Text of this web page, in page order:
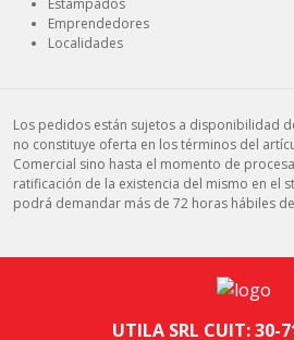
Estampados
Emprendedores
Localidades
Los pedidos están sujetos a disponibilidad
no constituye oferta en los términos del
Comercial sino hasta el momento de
ratificación de la existencia del mismo en el
podrá demandar más de 72 horas hábiles
UTILA SRL CUIT: 30-